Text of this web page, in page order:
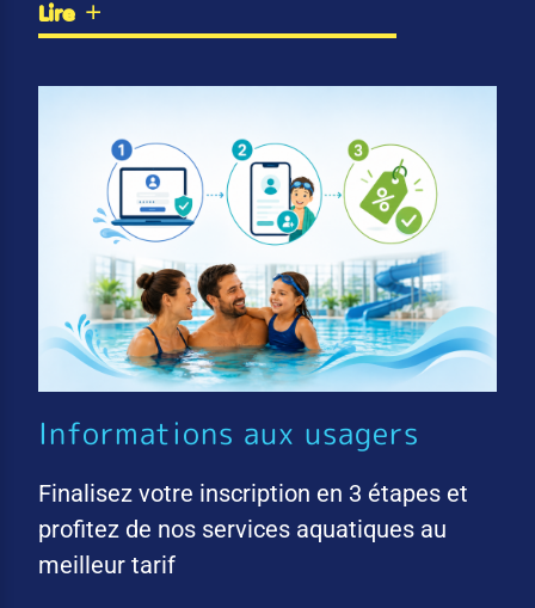
Lire
Informations aux usagers
Finalisez votre inscription en 3 étapes et
profitez de nos services aquatiques au
meilleur tarif